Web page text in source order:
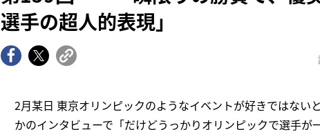
選手の超人的表現」
2月某日 東京オリンピックのようなイベントが好きではない
かのインタビューで「だけどうっかりオリンピックで選手